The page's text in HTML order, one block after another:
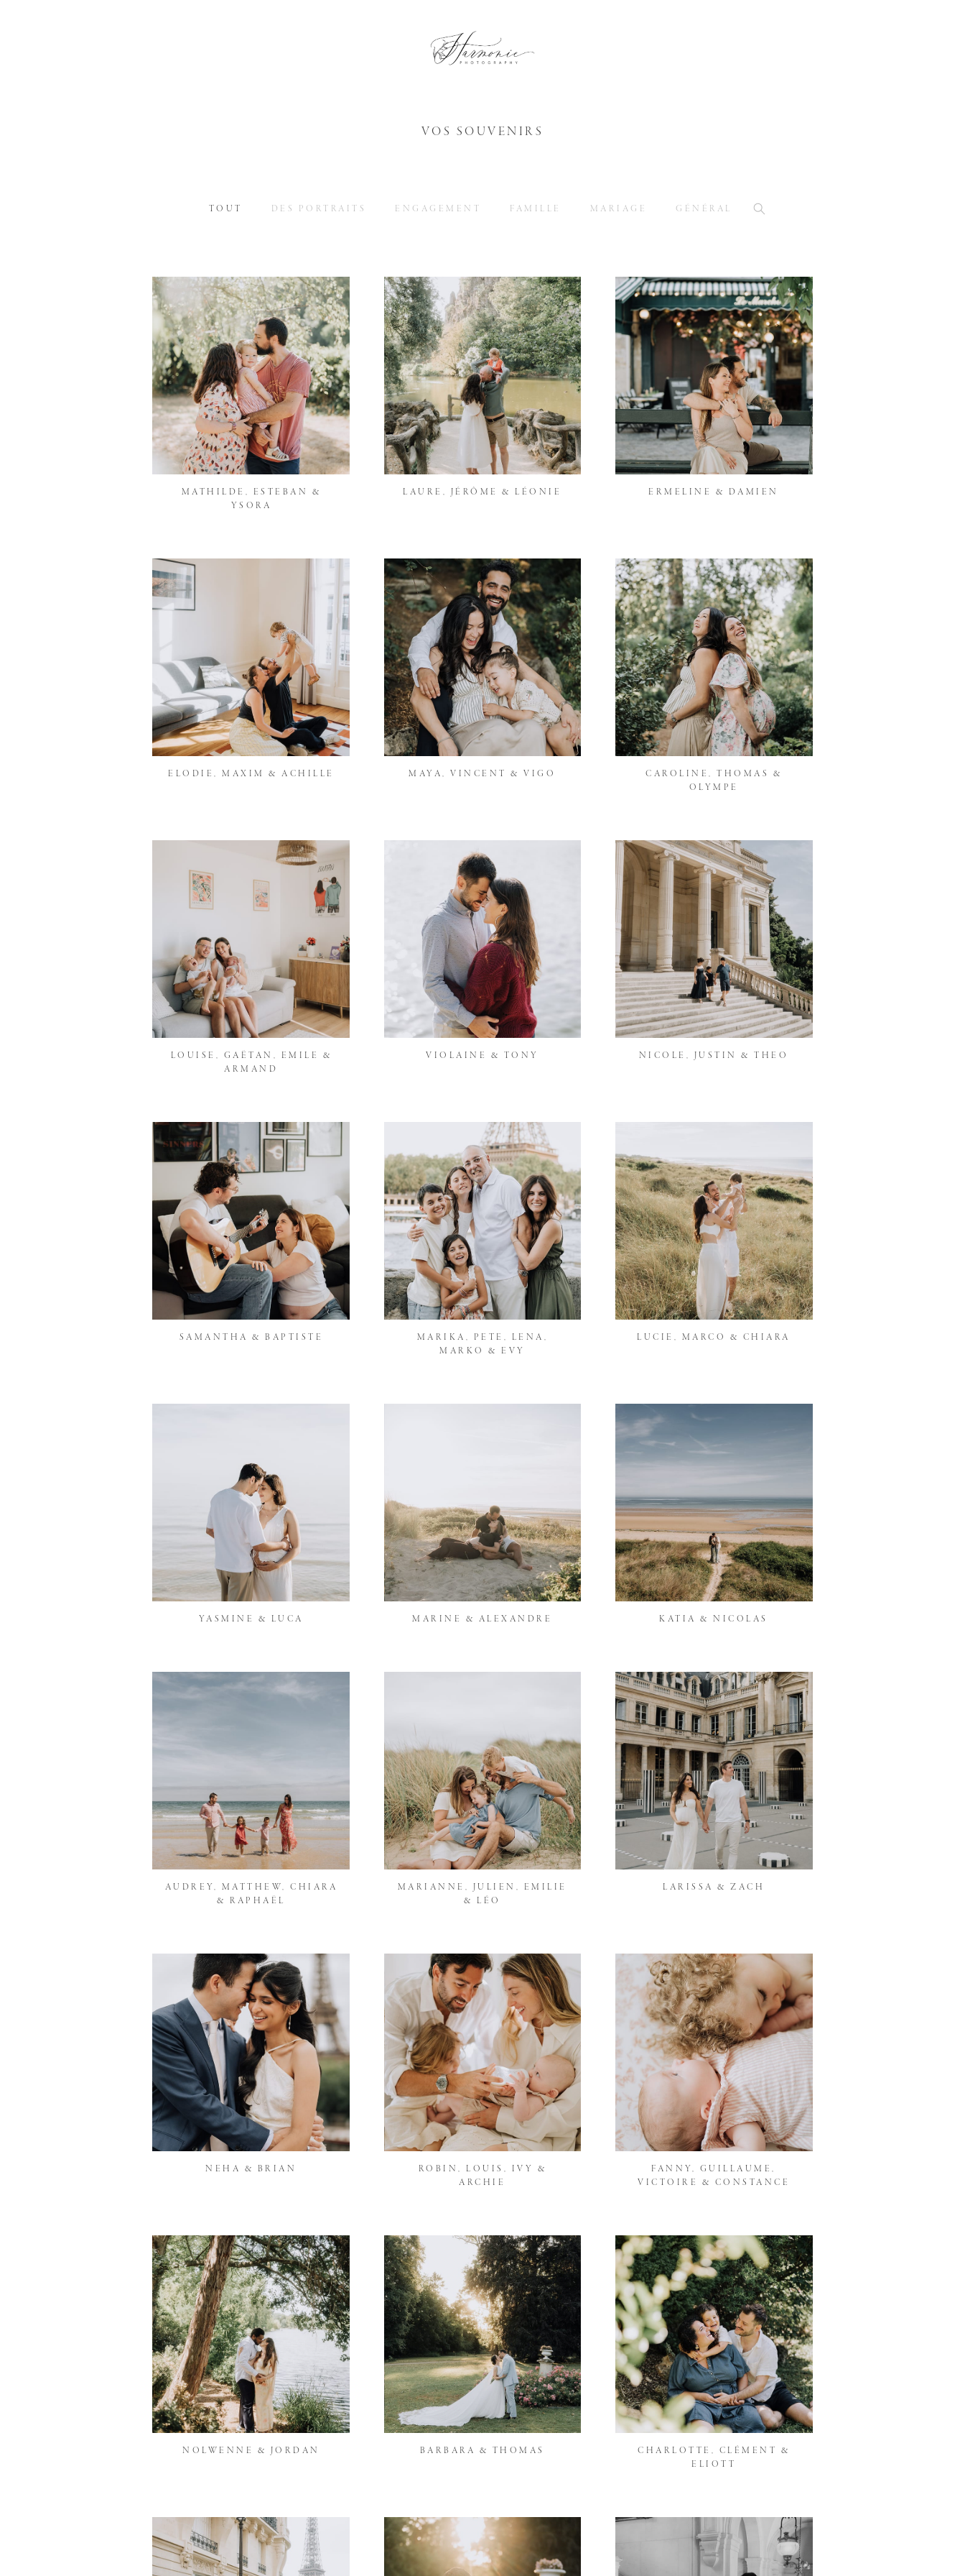
VOS SOUVENIRS
TOUT DES PORTRAITS ENGAGEMENT FAMILLE MARIAGE GÉNÉRAL
MATHILDE, ESTEBAN &
YSORA
LAURE, JÉRÔME & LÉONIE ERMELINE & DAMIEN
ELODIE, MAXIM & ACHILLE MAYA, VINCENT & VIGO
CAROLINE, THOMAS &
OLYMPE
LOUISE, GAËTAN, EMILE &
ARMAND
VIOLAINE & TONY NICOLE, JUSTIN & THEO
SAMANTHA & BAPTISTE
MARIKA, PETE, LENA,
MARKO & EVY
LUCIE, MARCO & CHIARA
YASMINE & LUCA MARINE & ALEXANDRE KATIA & NICOLAS
AUDREY, MATTHEW, CHIARA
& RAPHAËL
MARIANNE, JULIEN, EMILIE
& LÉO
LARISSA & ZACH
NEHA & BRIAN
ROBIN, LOUIS, IVY &
ARCHIE
FANNY, GUILLAUME,
VICTOIRE & CONSTANCE
NOLWENNE & JORDAN BARBARA & THOMAS
CHARLOTTE, CLÉMENT &
ELIOTT